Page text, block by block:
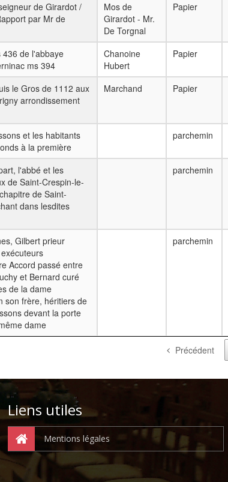
de Girardot /
par Mr de
Mos de
Girardot - Mr.
De Torgnal
Papier
de l'abbaye
ms 394
Chanoine
Hubert
Papier
le Gros de 1112 aux
arrondissement
Marchand Papier
et les habitants
à la première
parchemin
l'abbé et les
de Saint-Crespin-le-
de Saint-
dans lesdites
parchemin
Gilbert prieur
Accord passé entre
et Bernard curé
de la dame
son frère, héritiers de
devant la porte
dame
parchemin
Précédent
Liens utiles
Mentions légales